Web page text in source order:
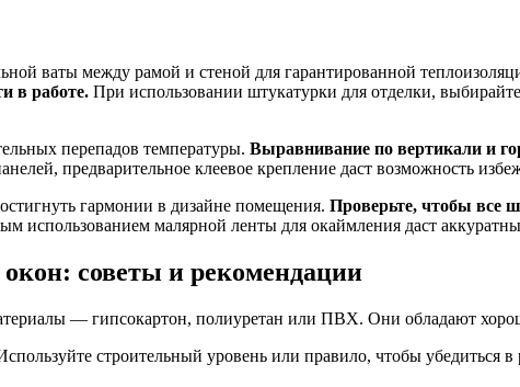
ваты между рамой и стеной для гарантированной
в работе. При использовании штукатурки для отделки,
перепадов температуры. Выравнивание по вертикали и
предварительное клеевое крепление даст возможность
гармонии в дизайне помещения. Проверьте, чтобы все
использованием малярной ленты для окаймления даст
советы и рекомендации
— гипсокартон, полиуретан или ПВХ. Они обладают
строительный уровень или правило, чтобы убедиться